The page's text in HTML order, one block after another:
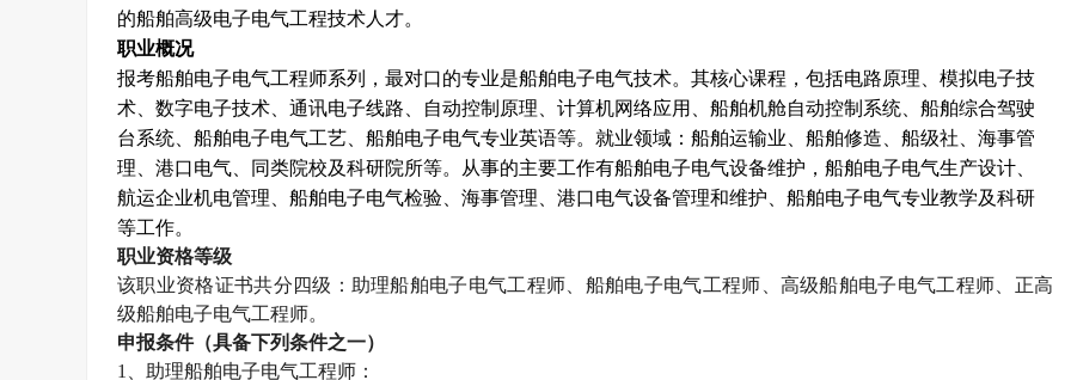
的船舶高级电子电气工程技术人才。
职业概况
报考船舶电子电气工程师系列，最对口的专业是船舶电子电气技术。其核心课程，包括电路原理、模拟电子技
术、数字电子技术、通讯电子线路、自动控制原理、计算机网络应用、船舶机舱自动控制系统、船舶综合驾驶
台系统、船舶电子电气工艺、船舶电子电气专业英语等。就业领域：船舶运输业、船舶修造、船级社、海事管
理、港口电气、同类院校及科研院所等。从事的主要工作有船舶电子电气设备维护，船舶电子电气生产设计、
航运企业机电管理、船舶电子电气检验、海事管理、港口电气设备管理和维护、船舶电子电气专业教学及科研
等工作。
职业资格等级
该职业资格证书共分四级：助理船舶电子电气工程师、船舶电子电气工程师、高级船舶电子电气工程师、正高
级船舶电子电气工程师。
申报条件（具备下列条件之一）
1
、助理船舶电子电气工程师：